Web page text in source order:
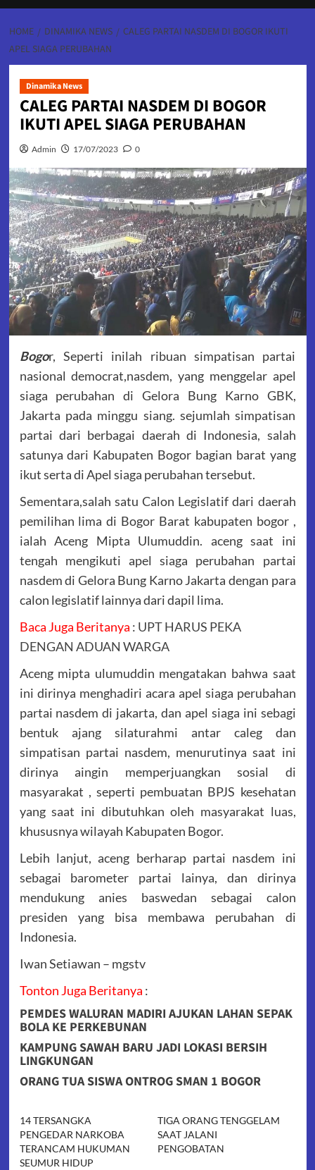
HOME DINAMIKA NEWS
CALEG PARTAI NASDEM DI BOGOR IKUTI
APEL SIAGA PERUBAHAN
Dinamika News
CALEG PARTAI NASDEM DI BOGOR
IKUTI APEL SIAGA PERUBAHAN
Admin 17/07/2023 0
Bogor, Seperti inilah ribuan simpatisan partai
nasional democrat,nasdem, yang menggelar apel
siaga perubahan di Gelora Bung Karno GBK,
Jakarta pada minggu siang. sejumlah simpatisan
partai dari berbagai daerah di Indonesia, salah
satunya dari Kabupaten Bogor bagian barat yang
ikut serta di Apel siaga perubahan tersebut.
Sementara,salah satu Calon Legislatif dari daerah
pemilihan lima di Bogor Barat kabupaten bogor ,
ialah Aceng Mipta Ulumuddin. aceng saat ini
tengah mengikuti apel siaga perubahan partai
nasdem di Gelora Bung Karno Jakarta dengan para
calon legislatif lainnya dari dapil lima.
Baca Juga Beritanya : UPT HARUS PEKA
DENGAN ADUAN WARGA
Aceng mipta ulumuddin mengatakan bahwa saat
ini dirinya menghadiri acara apel siaga perubahan
partai nasdem di jakarta, dan apel siaga ini sebagi
bentuk ajang silaturahmi antar caleg dan
simpatisan partai nasdem, menurutinya saat ini
dirinya aingin memperjuangkan sosial di
masyarakat , seperti pembuatan BPJS kesehatan
yang saat ini dibutuhkan oleh masyarakat luas,
khususnya wilayah Kabupaten Bogor.
Lebih lanjut, aceng berharap partai nasdem ini
sebagai barometer partai lainya, dan dirinya
mendukung anies baswedan sebagai calon
presiden yang bisa membawa perubahan di
Indonesia.
Iwan Setiawan – mgstv
Tonton Juga Beritanya :
PEMDES WALURAN MADIRI AJUKAN LAHAN SEPAK
BOLA KE PERKEBUNAN
KAMPUNG SAWAH BARU JADI LOKASI BERSIH
LINGKUNGAN
ORANG TUA SISWA ONTROG SMAN 1 BOGOR
14 TERSANGKA
PENGEDAR NARKOBA
TERANCAM HUKUMAN
SEUMUR HIDUP
TIGA ORANG TENGGELAM
SAAT JALANI
PENGOBATAN